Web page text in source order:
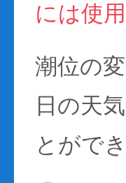
には使
潮位の
日の天
とがで